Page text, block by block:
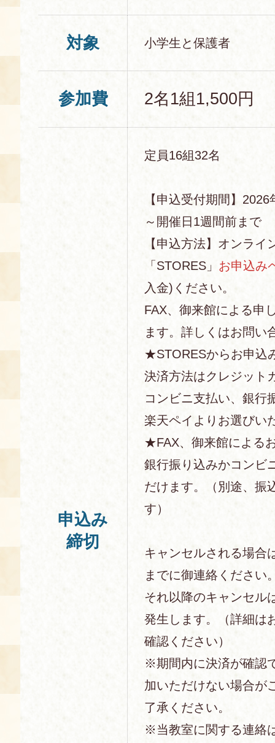
展示見学
講演会付き料理教室
あじわい館弁当
対象 小学生と保護者
参加費 2名1組1,500円
申込み
締切
定員16組32名
【申込受付期間】
～開催日1週間前まで
【申込方法】オンライ
「STORES」 お申込み
入金)ください。
FAX、御来館による申
ます。詳しくはお問い
★STORESからお申込
決済方法はクレジット
コンビニ支払い、銀行
楽天ペイよりお選びい
★FAX、御来館による
銀行振り込みかコンビ
だけます。（別途、振
す）
キャンセルされる場合
までに御連絡ください
それ以降のキャンセル
発生します。（詳細は
確認ください）
※期間内に決済が確認
加いただけない場合が
了承ください。
※当教室に関する連絡